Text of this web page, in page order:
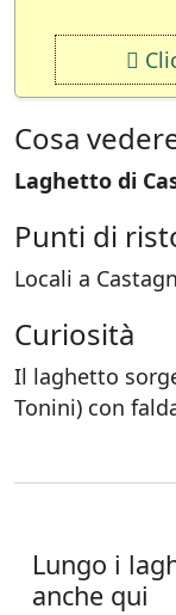
Cosa
Laghetto di
Punti di
Locali a
Curiosità
Il laghetto
Tonini) con
Lungo i
anche qui